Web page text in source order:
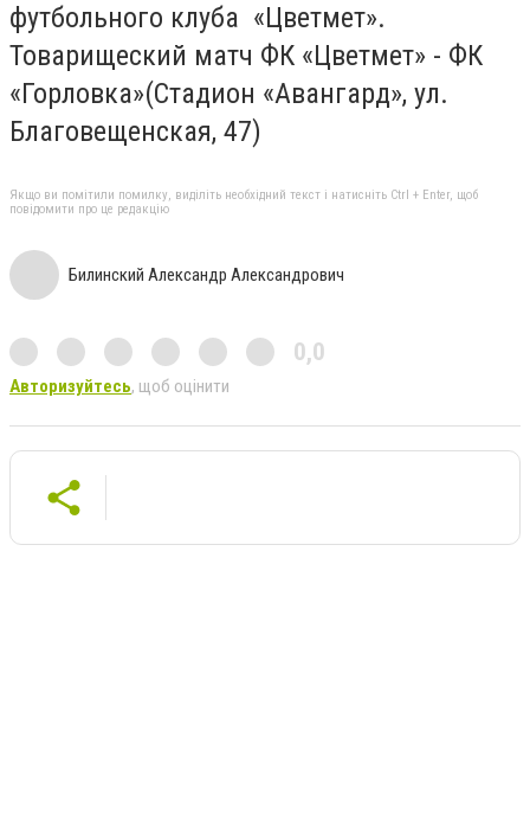
футбольного клуба «Цветмет».
Товарищеский матч ФК «Цветмет» - ФК
«Горловка»(Стадион «Авангард», ул.
Благовещенская, 47)
Якщо ви помітили помилку, виділіть необхідний текст і натисніть Ctrl + Enter, щоб
повідомити про це редакцію
Билинский Александр Александрович
0,0
Авторизуйтесь, щоб оцінити